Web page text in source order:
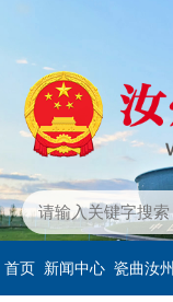
首页 新闻中心 瓷曲汝州